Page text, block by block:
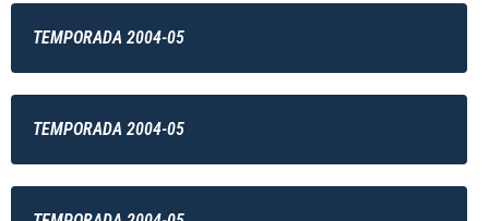
TEMPORADA 2004-05
TEMPORADA 2004-05